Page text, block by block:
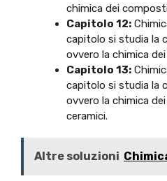
chimica dei
Capitolo 12:
capitolo si studia la
ovvero la chimica
Capitolo 13:
capitolo si studia la
ovvero la chimica
ceramici.
Altre soluzioni